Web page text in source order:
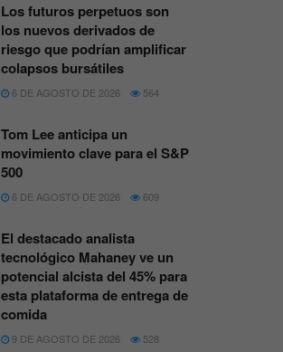
Los futuros perpetuos son
los nuevos derivados de
riesgo que podrían amplificar
colapsos bursátiles
6 DE AGOSTO DE 2026 564
Tom Lee anticipa un
movimiento clave para el S&P
500
6 DE AGOSTO DE 2026 609
El destacado analista
tecnológico Mahaney ve un
potencial alcista del 45% para
esta plataforma de entrega de
comida
9 DE AGOSTO DE 2026 528